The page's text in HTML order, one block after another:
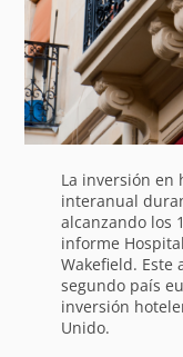
La inversión en
interanual
alcanzando los
informe
Wakefield. Este
segundo país
inversión
Unido.